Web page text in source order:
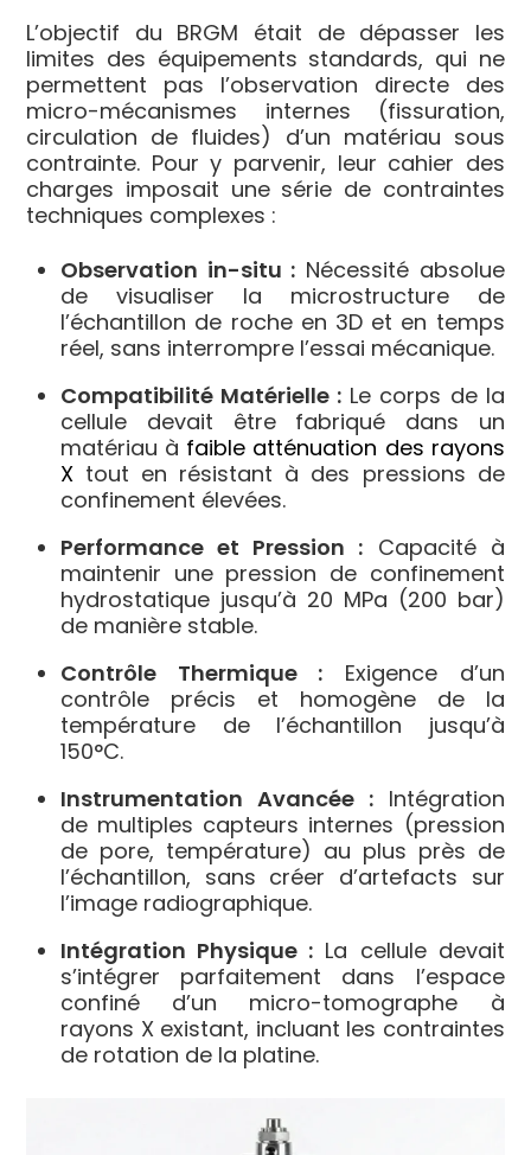
L’objectif du BRGM était de dépasser les
limites des équipements standards, qui ne
permettent pas l’observation directe des
micro-mécanismes internes (fissuration,
circulation de fluides) d’un matériau sous
contrainte. Pour y parvenir, leur cahier des
charges imposait une série de contraintes
techniques complexes :
Observation in-situ : Nécessité absolue
de visualiser la microstructure de
l’échantillon de roche en 3D et en temps
réel, sans interrompre l’essai mécanique.
Compatibilité Matérielle : Le corps de la
cellule devait être fabriqué dans un
matériau à faible atténuation des rayons
X tout en résistant à des pressions de
confinement élevées.
Performance et Pression : Capacité à
maintenir une pression de confinement
hydrostatique jusqu’à 20 MPa (200 bar)
de manière stable.
Contrôle Thermique : Exigence d’un
contrôle précis et homogène de la
température de l’échantillon jusqu’à
150°C.
Instrumentation Avancée :Intégration
de multiples capteurs internes (pression
de pore, température) au plus près de
l’échantillon, sans créer d’artefacts sur
l’image radiographique.
Intégration Physique : La cellule devait
s’intégrer parfaitement dans l’espace
confiné d’un micro-tomographe à
rayons X existant, incluant les contraintes
de rotation de la platine.